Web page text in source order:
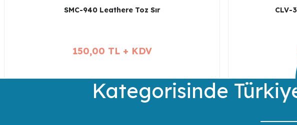
SMC-940 Leathere Toz Sır
150,00 TL + KDV
CLV-
Kategorisinde